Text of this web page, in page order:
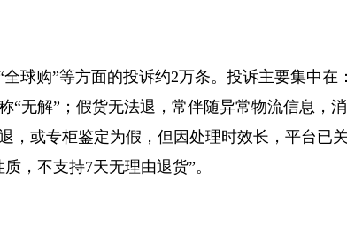
购”等方面的投诉约2万条。投诉主要集中在
无解”；假货无法退，常伴随异常物流信息，
，或专柜鉴定为假，但因处理时效长，平台已
，不支持7天无理由退货”。